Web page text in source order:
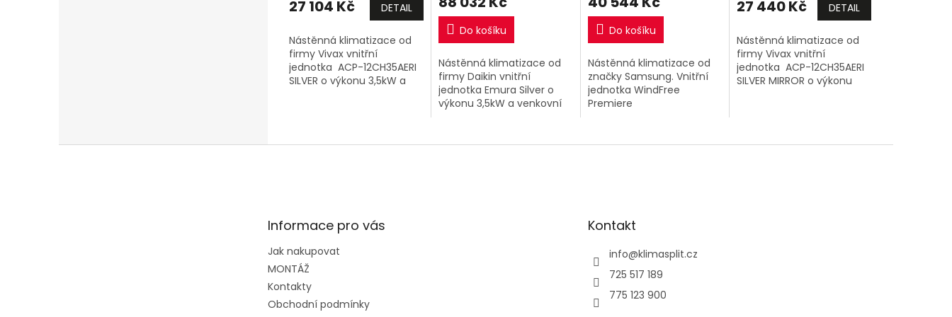
27 104 Kč DETAIL
Nástěnná klimatizace od
firmy Vivax vnitřní
jednotka ACP-12CH35AERI
SILVER o výkonu 3,5kW a
Do košíku
Nástěnná klimatizace od
firmy Daikin vnitřní
jednotka Emura Silver o
výkonu 3,5kW a venkovní
Do košíku
Nástěnná klimatizace od
značky Samsung. Vnitřní
jednotka WindFree
Premiere
jednotka
27 440 Kč DETAIL
Nástěnná klimatizace od
firmy Vivax vnitřní
jednotka ACP-12CH35AERI
SILVER MIRROR o výkonu
Informace pro vás
Jak nakupovat
MONTÁŽ
Kontakty
Obchodní podmínky
Kontakt
info@klimasplit.cz
725 517 189
775 123 900